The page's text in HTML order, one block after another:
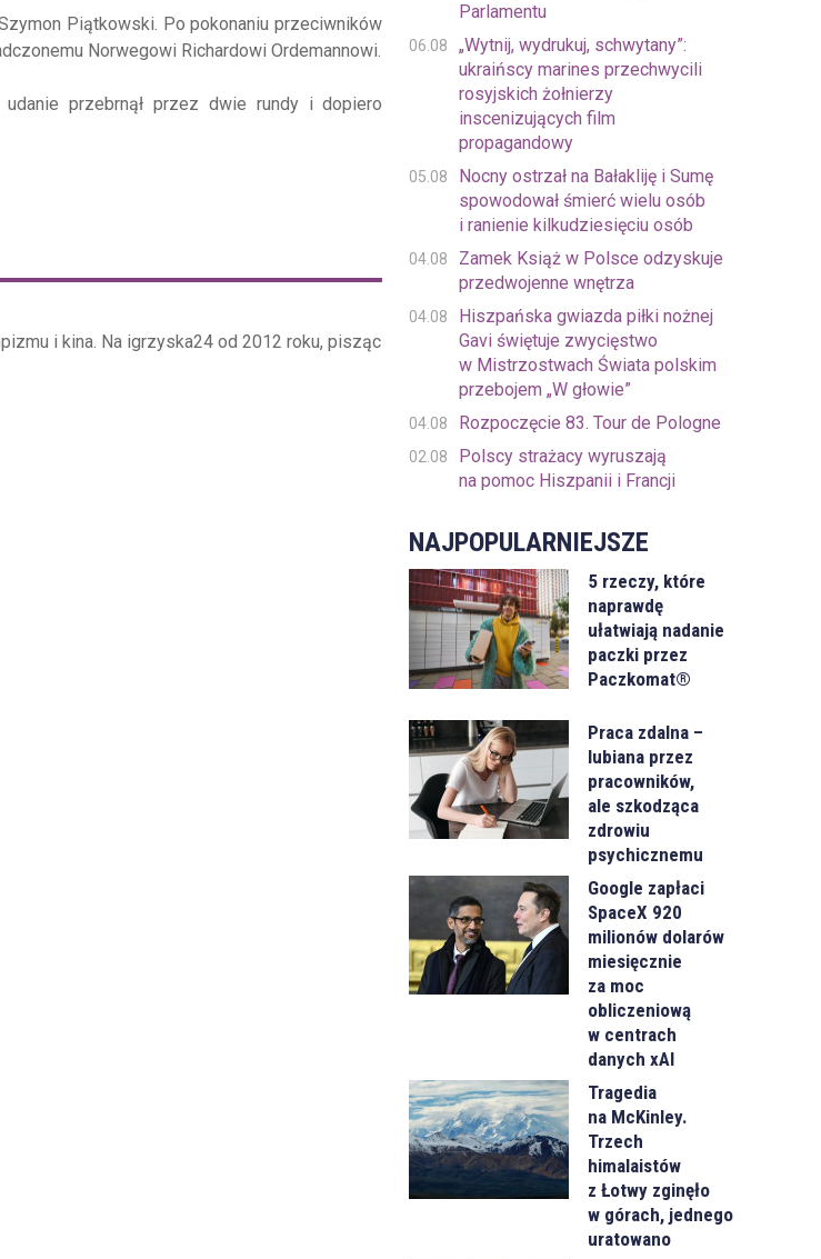
Piątkowski. Po pokonaniu przeciwników
Norwegowi Richardowi Ordemannowi.
przebrnął przez dwie rundy i dopiero
i kina. Na igrzyska24 od 2012 roku, pisząc
Parlamentu
06.08
„Wytnij, wydrukuj, schwytany”:
ukraińscy marines przechwycili
rosyjskich żołnierzy
inscenizujących film
propagandowy
05.08
Nocny ostrzał na Bałakliję i Sumę
spowodował śmierć wielu osób
i ranienie kilkudziesięciu osób
04.08
Zamek Książ w Polsce odzyskuje
przedwojenne wnętrza
04.08
Hiszpańska gwiazda piłki nożnej
Gavi świętuje zwycięstwo
w Mistrzostwach Świata polskim
przebojem „W głowie”
04.08 Rozpoczęcie 83. Tour de Pologne
02.08
Polscy strażacy wyruszają
na pomoc Hiszpanii i Francji
NAJPOPULARNIEJSZE
5 rzeczy, które
naprawdę
ułatwiają nadanie
paczki przez
Paczkomat®
Praca zdalna –
lubiana przez
pracowników,
ale szkodząca
zdrowiu
psychicznemu
Google zapłaci
SpaceX 920
milionów dolarów
miesięcznie
za moc
obliczeniową
w centrach
danych xAI
Tragedia
na McKinley.
Trzech
himalaistów
z Łotwy zginęło
w górach, jednego
uratowano